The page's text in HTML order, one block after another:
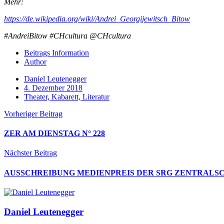
https://de.wikipedia.org/wiki/Andrei_Georgijewitsch_Bitow
#AndreiBitow #CHcultura @CHcultura
Beitrags Information
Author
Daniel Leutenegger
4. Dezember 2018
Theater, Kabarett, Literatur
Vorheriger Beitrag
ZER AM DIENSTAG N° 228
Nächster Beitrag
AUSSCHREIBUNG MEDIENPREIS DER SRG
Daniel Leutenegger